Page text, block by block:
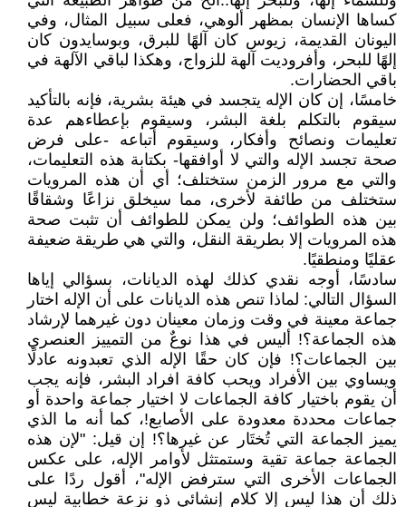
كساها الإنسان بمظهر ألوهي، فعلى سبيل المثال، وفي
اليونان القديمة، زيوس كان آلهًا للبرق، وبوسايدون كان
إلهًا للبحر، وأفروديت آلهة للزواج، وهكذا لباقي الآلهة في
باقي الحضارات.
خامسًا، إن كان الإله يتجسد في هيئة بشرية، فإنه بالتأكيد
سيقوم بالتكلم بلغة البشر، وسيقوم بإعطاءهم عدة
تعليمات ونصائح وأفكار، وسيقوم أتباعه -على فرض
صحة تجسد الإله والتي لا أوافقها- بكتابة هذه التعليمات،
والتي مع مرور الزمن ستختلف؛ أي أن هذه المرويات
ستختلف من طائفة لأخرى، مما سيخلق نزاعًا وشقاقًا
بين هذه الطوائف؛ ولن يمكن للطوائف أن تثبت صحة
هذه المرويات إلا بطريقة النقل، والتي هي طريقة ضعيفة
عقليًا ومنطقيًا.
سادسًا، أوجه نقدي كذلك لهذه الديانات، بسؤالي إياها
السؤال التالي: لماذا تنص هذه الديانات على أن الإله اختار
جماعة معينة في وقت وزمان معينان دون غيرهما لإرشاد
هذه الجماعة؟! أليس في هذا نوعٌ من التمييز العنصري
بين الجماعات؟! فإن كان حقًا الإله الذي تعبدونه عادلًا
ويساوي بين الأفراد ويحب كافة افراد البشر، فإنه يجب
أن يقوم باختيار كافة الجماعات لا اختيار جماعة واحدة أو
جماعات محددة معدودة على الأصابع!، كما أنه ما الذي
يميز الجماعة التي تُختَار عن غيرها؟! إن قيل: "لإن هذه
الجماعة جماعة تقية وستمتثل لأوامر الإله، على عكس
الجماعات الأخرى التي سترفض الإله"، أقول ردًا على
ذلك أن هذا ليس إلا كلام إنشائي ذو نزعة خطابية ليس